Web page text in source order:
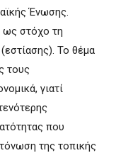
Ένωσης.
ως στόχο τη
Το θέμα
τους
γιατί
που
τόνωση της τοπικής